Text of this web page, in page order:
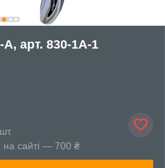
арт. 830-1А-1
на сайті — 700 ₴